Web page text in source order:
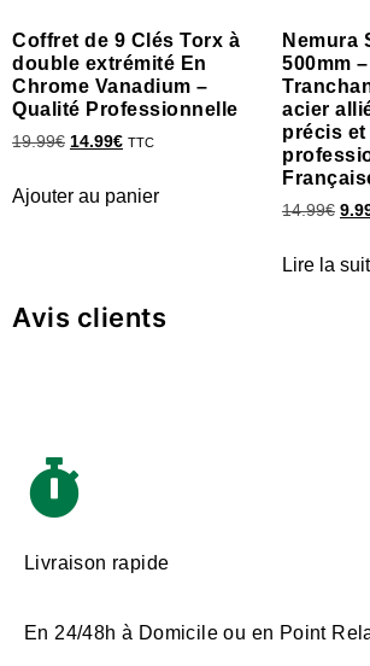
Coffret de 9 Clés Torx à
double extrémité En
Chrome Vanadium –
Qualité Professionnelle
19.99€ 14.99€ TTC
Ajouter au panier
Nemura
500mm
acier
précis et
14.99€
Lire la
Avis clients
Livraison rapide
En 24/48h à Domicile ou en Point